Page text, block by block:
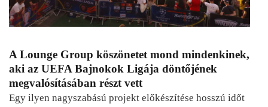
A Lounge Group köszönetet mond mindenkinek,
aki az UEFA Bajnokok Ligája döntőjének
megvalósításában részt vett
Egy ilyen nagyszabású projekt előkészítése hosszú időt